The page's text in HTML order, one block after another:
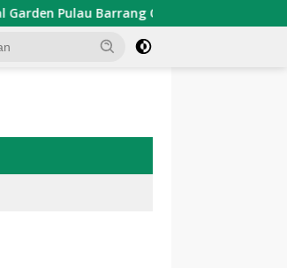
Pulau Barrang Caddi